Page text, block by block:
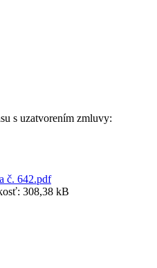
s uzatvorením zmluvy:
č. 642.pdf
308,38 kB